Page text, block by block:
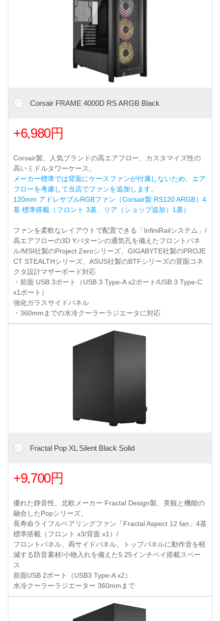
Corsair FRAME 4000D RS ARGB Black
+6,980円
Corsair製、人気ブランドの高エアフロー、カスタマイズ性の
高いミドルタワーケース。
メーカー標準では背面にケースファンが付属しないため、エア
フローを考慮して当店でファンを追加します。
120mm アドレサブルRGBファン（Corsair製 RS120 ARGB）4
基 標準搭載（フロント 3基、リア（ショップ追加）1基）
ファンを柔軟なレイアウトで配置できる「InfiniRailシステム」/
高エアフローの3D Yパターンの通気孔を備えたフロントパネ
ル/MSI社製のProject Zeroシリーズ、GIGABYTE社製のPROJE
CT STEALTHシリーズ、ASUS社製のBTFシリーズの背面コネ
クタ設計マザーボード対応
・前面 USB 3ポート（USB 3 Type-A x2ポート/USB 3 Type-C
x1ポート）
強化ガラスサイドパネル
・360mmまでの水冷クーラーラジエータに対応
Fractal Pop XL Silent Black Solid
+9,700円
優れた静音性、北欧メーカー Fractal Design製、美観と機能の
融合したPopシリーズ。
長寿命ライフルベアリングファン「Fractal Aspect 12 fan」4基
標準搭載（フロント x3/背面 x1）/
フロントパネル、両サイドパネル、トップパネルに動作音を軽
減する防音素材/小物入れを備えた5.25インチベイ搭載スペー
ス
前面USB 2ポート（USB3 Type-A x2）
水冷クーラーラジエーター 360mmまで